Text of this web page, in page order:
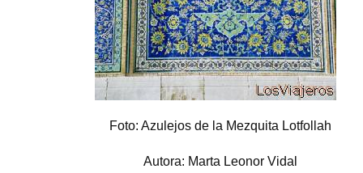
Foto: Azulejos de la Mezquita Lotfollah
Autora: Marta Leonor Vidal